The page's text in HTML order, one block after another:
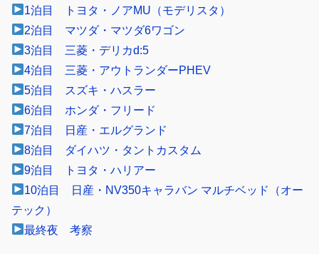
1泊目 トヨタ・ノアMU（モデリスタ ）
2泊目 マツダ・マツダ6ワゴン
3泊目 三菱・ デリカd:5
4泊目 三菱・アウトランダーPHEV
5泊目 スズキ・ハスラー
6泊目 ホンダ・フリード
7泊目 日産・エルグランド
8泊目 ダイハツ・タントカスタム
9泊目 トヨタ・ハリアー
10泊目 日産・NV350キャラバン マルチベッド（オー
テック）
最終夜 考察